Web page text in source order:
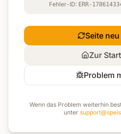
Fehler-ID: ERR-
Seite
Zur
Problem
Wenn das Problem weiterhin
unter